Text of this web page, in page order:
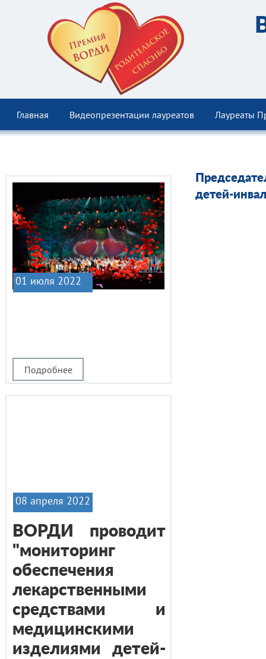
Главная Видеопрезентации лауреатов Лауреаты
детей-
Подробнее
01 июля 2022
ВОРДИ проводит
"мониторинг
обеспечения
лекарственными
средствами и
медицинскими
изделиями детей-
08 апреля 2022